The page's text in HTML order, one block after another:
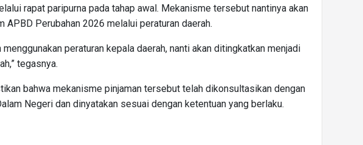
rapat paripurna pada tahap awal. Mekanisme tersebut nantinya akan
APBD Perubahan 2026 melalui peraturan daerah.
menggunakan peraturan kepala daerah, nanti akan ditingkatkan menjadi
tegasnya.
bahwa mekanisme pinjaman tersebut telah dikonsultasikan dengan
Negeri dan dinyatakan sesuai dengan ketentuan yang berlaku.